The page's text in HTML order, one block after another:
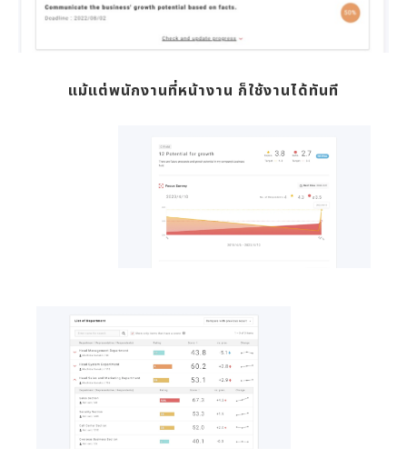
แม้แต่พนักงานที่หน้างาน ก็ใช้งานได้ทันที